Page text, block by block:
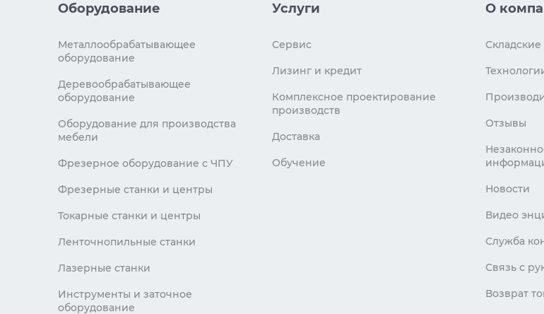
Оборудование
Металлообрабатывающее
оборудование
Деревообрабатывающее
оборудование
Оборудование для производства
мебели
Фрезерное оборудование с ЧПУ
Фрезерные станки и центры
Токарные станки и центры
Ленточнопильные станки
Лазерные станки
Инструменты и заточное
оборудование
Услуги
Сервис
Лизинг и кредит
Комплексное проектирование
производств
Доставка
Обучение
О
Отзывы
Новости
Видео
Служба
Связь с
Возврат